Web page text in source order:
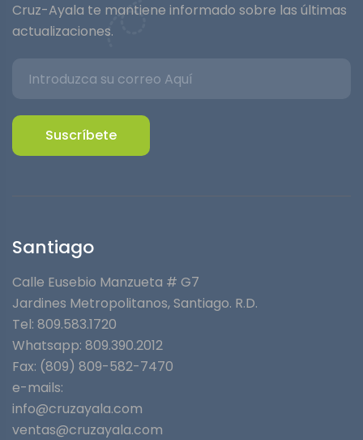
Cruz-Ayala te mantiene informado sobre las últimas
actualizaciones.
Suscríbete
Santiago
Calle Eusebio Manzueta # G7
Jardines Metropolitanos⁣, Santiago. R.D.
Tel: 809.583.1720
Whatsapp: 809.390.2012
Fax: (809) 809-582-7470
e-mails:
info@cruzayala.com
ventas@cruzayala.com